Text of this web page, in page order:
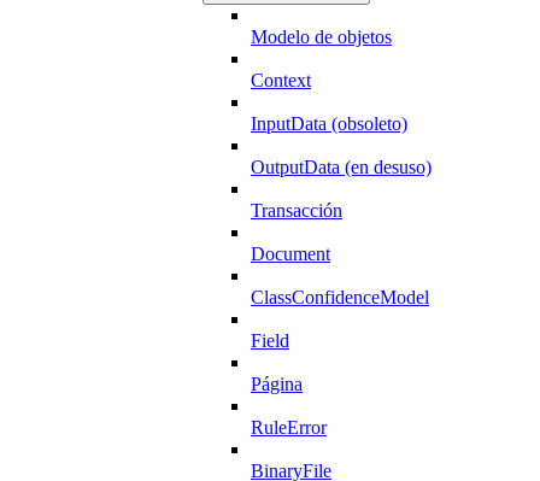
Modelo de objetos
Context
InputData (obsoleto)
OutputData (en desuso)
Transacción
Document
ClassConfidenceModel
Field
Página
RuleError
BinaryFile